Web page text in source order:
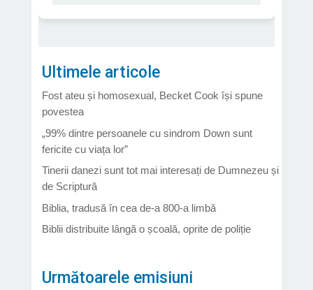
Ultimele articole
Fost ateu și homosexual, Becket Cook își spune
povestea
„99% dintre persoanele cu sindrom Down sunt
fericite cu viața lor”
Tinerii danezi sunt tot mai interesați de Dumnezeu și
de Scriptură
Biblia, tradusă în cea de-a 800-a limbă
Biblii distribuite lângă o școală, oprite de poliție
Următoarele emisiuni